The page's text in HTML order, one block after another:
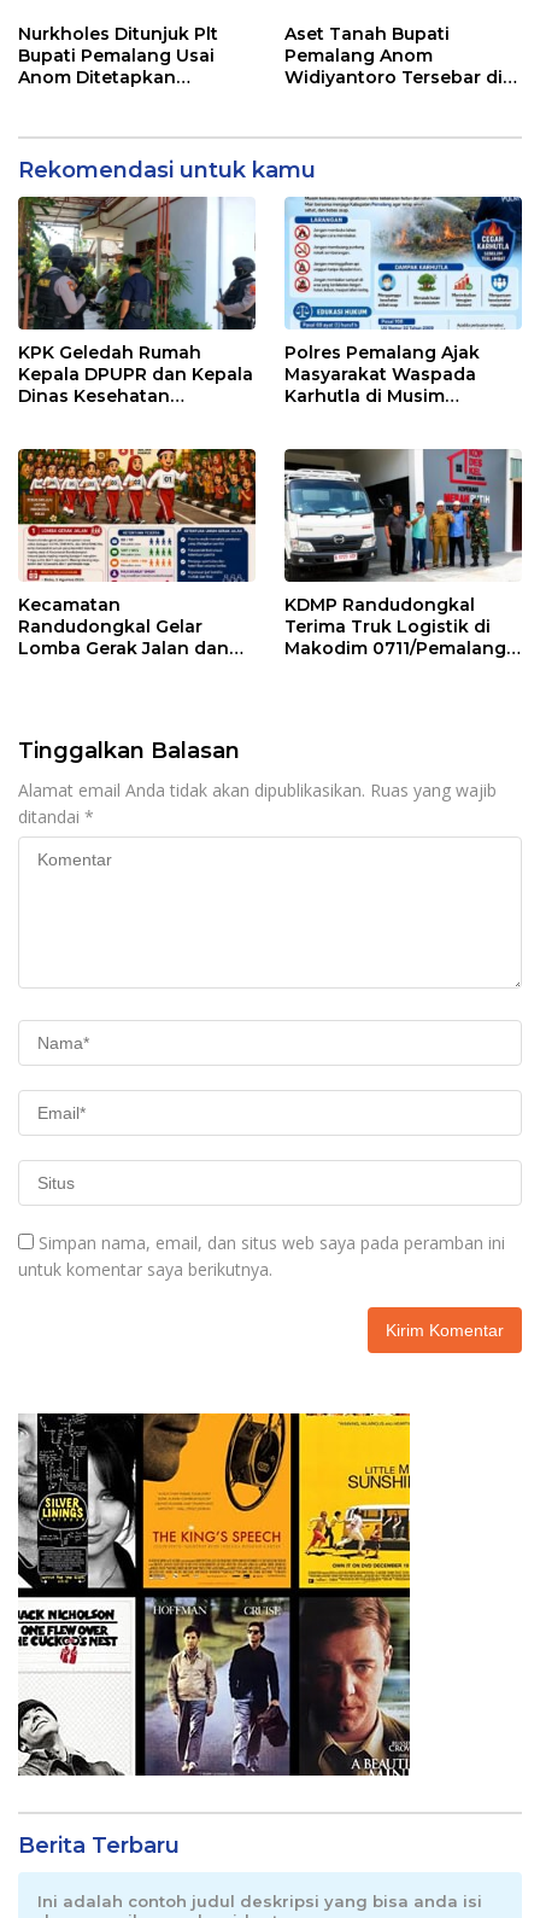
Nurkholes Ditunjuk Plt
Bupati Pemalang Usai
Anom Ditetapkan
Aset Tanah Bupati
Pemalang Anom
Widiyantoro Tersebar di
Rekomendasi untuk kamu
KPK Geledah Rumah
Kepala DPUPR dan Kepala
Dinas Kesehatan
Polres Pemalang Ajak
Masyarakat Waspada
Karhutla di Musim
Kecamatan
Randudongkal Gelar
Lomba Gerak Jalan dan
KDMP Randudongkal
Terima Truk Logistik di
Makodim 0711/Pemalang
Tinggalkan Balasan
Alamat email Anda tidak akan dipublikasikan. Ruas yang wajib
ditandai *
Simpan nama, email, dan situs web saya pada peramban ini
untuk komentar saya berikutnya.
Berita Terbaru
Ini adalah contoh judul deskripsi yang bisa anda isi